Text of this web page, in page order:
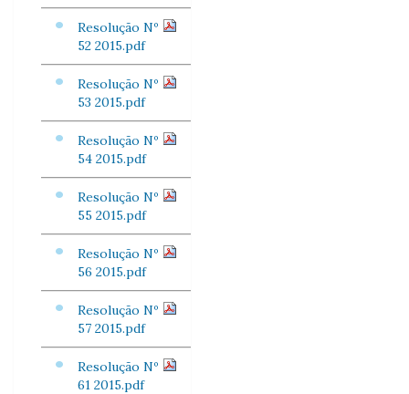
Resolução Nº
52 2015.pdf
Resolução Nº
53 2015.pdf
Resolução Nº
54 2015.pdf
Resolução Nº
55 2015.pdf
Resolução Nº
56 2015.pdf
Resolução Nº
57 2015.pdf
Resolução Nº
61 2015.pdf